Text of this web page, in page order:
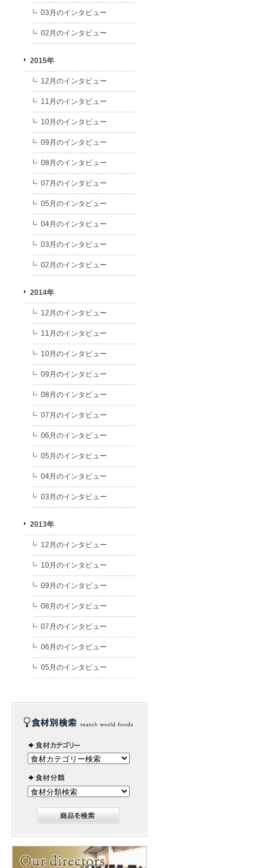
03月のインタビュー
02月のインタビュー
2015年
12月のインタビュー
11月のインタビュー
10月のインタビュー
09月のインタビュー
08月のインタビュー
07月のインタビュー
05月のインタビュー
04月のインタビュー
03月のインタビュー
02月のインタビュー
2014年
12月のインタビュー
11月のインタビュー
10月のインタビュー
09月のインタビュー
08月のインタビュー
07月のインタビュー
06月のインタビュー
05月のインタビュー
04月のインタビュー
03月のインタビュー
2013年
12月のインタビュー
10月のインタビュー
09月のインタビュー
08月のインタビュー
07月のインタビュー
06月のインタビュー
05月のインタビュー